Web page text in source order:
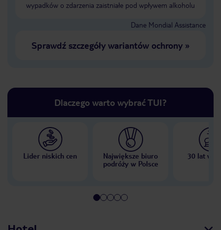
wypadków o zdarzenia zaistniałe pod wpływem alkoholu
Dane Mondial Assistance
Sprawdź szczegóły wariantów ochrony»
Dlaczego warto wybrać TUI?
Lider niskich cen
Największe biuro
podróży w Polsce
30 lat w